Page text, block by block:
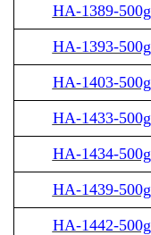
HA-1389-500g
HA-1393-500g
HA-1403-500g
HA-1433-500g
HA-1434-500g
HA-1439-500g
HA-1442-500g